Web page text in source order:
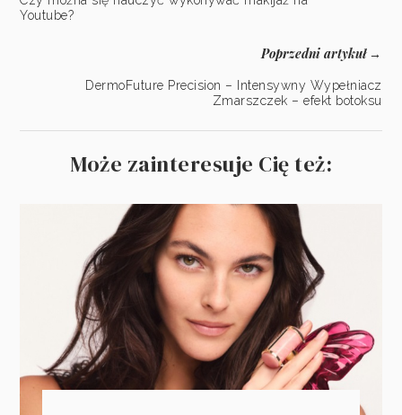
Youtube?
Poprzedni artykuł→
DermoFuture Precision – Intensywny Wypełniacz
Zmarszczek – efekt botoksu
Może zainteresuje Cię też: